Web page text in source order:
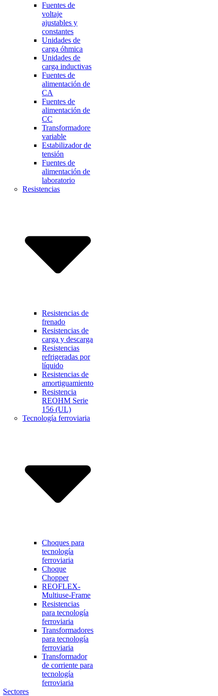
Fuentes de
voltaje
ajustables y
constantes
Unidades de
carga óhmica
Unidades de
carga inductivas
Fuentes de
alimentación de
CA
Fuentes de
alimentación de
CC
Transformadore
variable
Estabilizador de
tensión
Fuentes de
alimentación de
laboratorio
Resistencias
Resistencias de
frenado
Resistencias de
carga y descarga
Resistencias
refrigeradas por
líquido
Resistencias de
amortiguamiento
Resistencia
REOHM Serie
156 (UL)
Tecnología ferroviaria
Choques para
tecnología
ferroviaria
Choque
Chopper
REOFLEX-
Multiuse-Frame
Resistencias
para tecnología
ferroviaria
Transformadores
para tecnología
ferroviaria
Transformador
de corriente para
tecnología
ferroviaria
Sectores